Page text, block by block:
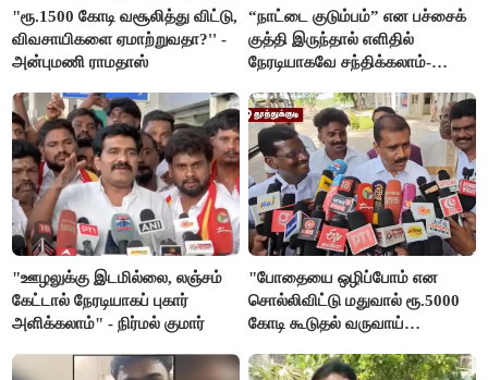
"ரூ.1500 கோடி வசூலித்து விட்டு,
விவசாயிகளை ஏமாற்றுவதா?'' -
அன்புமணி ராமதாஸ்
“நாட்டை குடும்பம்” என பச்சைக்
குத்தி இருந்தால் எளிதில்
நேரடியாகவே சந்திக்கலாம்-
"ஊழலுக்கு இடமில்லை, லஞ்சம்
கேட்டால் நேரடியாகப் புகார்
அளிக்கலாம்" - நிர்மல் குமார்
"போதையை ஒழிப்போம் என
சொல்லிவிட்டு மதுவால் ரூ.5000
கோடி கூடுதல் வருவாய்
மார்க்கண்டேயன்